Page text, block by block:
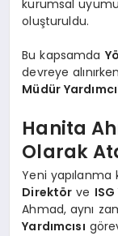
kurumsal
oluşturuldu.
Bu kapsamda
devreye
Müdür
Hanita
Olarak
Yeni yapılanma
Direktör ve
Ahmad, aynı
Yardımcısı